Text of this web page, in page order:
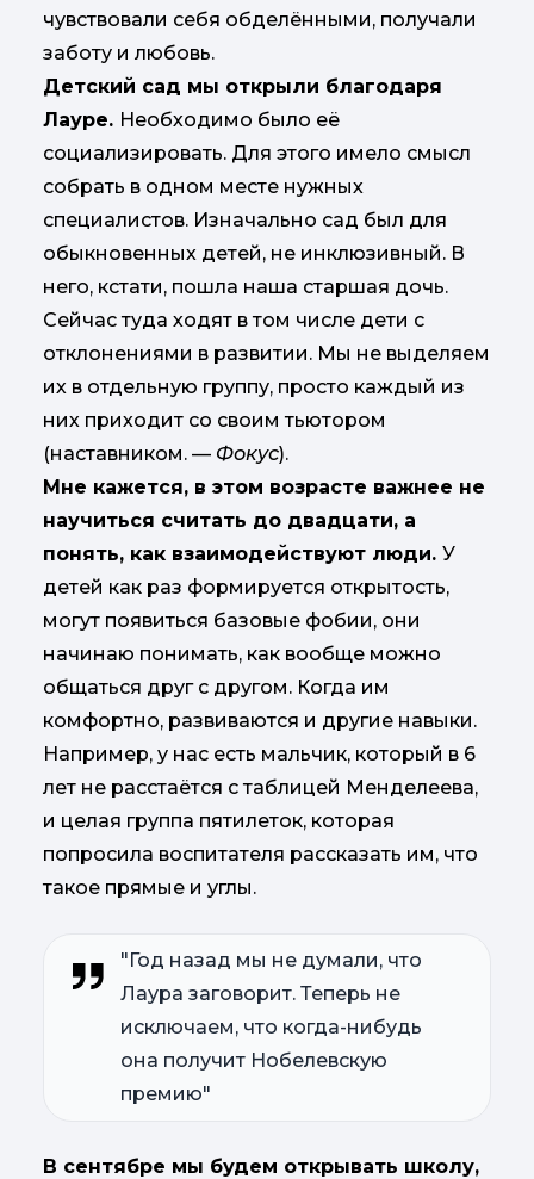
чувствовали себя обделёнными, получали
заботу и любовь.
Детский сад мы открыли благодаря
Лауре. Необходимо было её
социализировать. Для этого имело смысл
собрать в одном месте нужных
специалистов. Изначально сад был для
обыкновенных детей, не инклюзивный. В
него, кстати, пошла наша старшая дочь.
Сейчас туда ходят в том числе дети с
отклонениями в развитии. Мы не выделяем
их в отдельную группу, просто каждый из
них приходит со своим тьютором
(наставником. — Фокус).
Мне кажется, в этом возрасте важнее не
научиться считать до двадцати, а
понять, как взаимодействуют люди. У
детей как раз формируется открытость,
могут появиться базовые фобии, они
начинаю понимать, как вообще можно
общаться друг с другом. Когда им
комфортно, развиваются и другие навыки.
Например, у нас есть мальчик, который в 6
лет не расстаётся с таблицей Менделеева,
и целая группа пятилеток, которая
попросила воспитателя рассказать им, что
такое прямые и углы.
"Год назад мы не думали, что
Лаура заговорит. Теперь не
исключаем, что когда-нибудь
она получит Нобелевскую
премию"
В сентябре мы будем открывать школу,